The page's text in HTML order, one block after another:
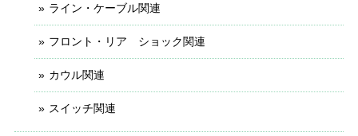
ライン・ケーブル関連
フロント・リア ショック関連
カウル関連
スイッチ関連